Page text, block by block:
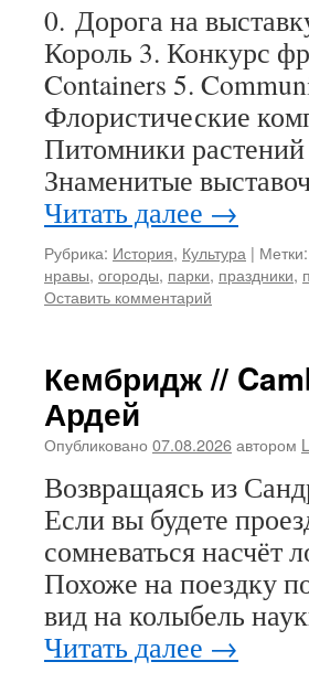
0. Дорога на
Король 3. Конкурс
Containers 5.
Флористические
Питомники
Знаменитые
Читать далее →
Рубрика: История, Культура | Метки:
нравы, огороды, парки, праздники,
Оставить комментарий
Кембридж //
Ардей
Опубликовано 07.08.2026автором
Возвращаясь из
Если вы будете
сомневаться насчёт
Похоже на поездку
вид на колыбель
Читать далее →